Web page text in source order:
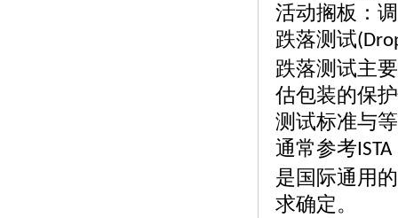
活动搁板：
跌落测试
跌落测试主
估包装的保
测试标准与
通常参考ISTA
是国际通用
求确定。